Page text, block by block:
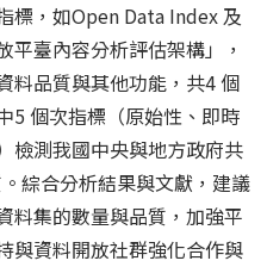
標，如Open Data Index 及
臺內容分析評估架構」，
料品質與其他功能，共4 個
5 個次指標（原始性、即時
檢測我國中央與地方政府共
綜合分析結果與文獻，建議
料集的數量與品質，加強平
與資料開放社群強化合作與